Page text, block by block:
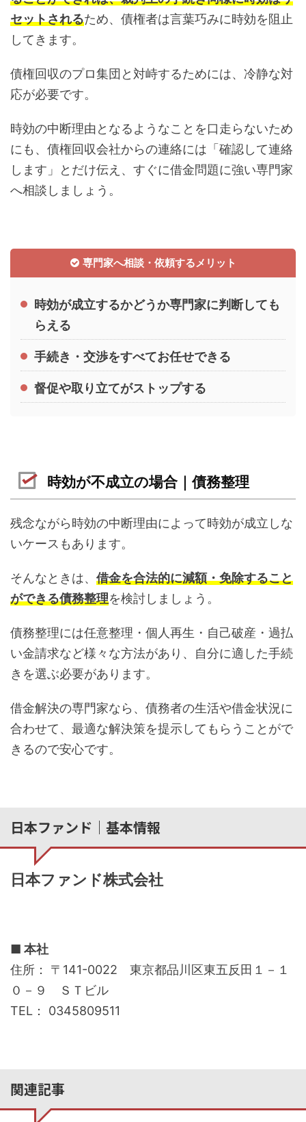
セットされるため、債権者は言葉巧みに時効を阻止
してきます。
債権回収のプロ集団と対峙するためには、冷静な対
応が必要です。
時効の中断理由となるようなことを口走らないため
にも、債権回収会社からの連絡には「確認して連絡
します」とだけ伝え、すぐに借金問題に強い専門家
へ相談しましょう。
専門家へ相談・依頼するメリット
時効が成立するかどうか専門家に判断しても
らえる
手続き・交渉をすべてお任せできる
督促や取り立てがストップする
時効が不成立の場合｜債務整理
残念ながら時効の中断理由によって時効が成立しな
いケースもあります。
そんなときは、 借金を合法的に減額・免除すること
ができる債務整理を検討しましょう。
債務整理には任意整理・個人再生・自己破産・過払
い金請求など様々な方法があり、自分に適した手続
きを選ぶ必要があります。
借金解決の専門家なら、債務者の生活や借金状況に
合わせて、最適な解決策を提示してもらうことがで
きるので安心です。
日本ファンド｜基本情報
日本ファンド株式会社
■ 本社
住所： 〒141-0022 東京都品川区東五反田１－１
０－９ ＳＴビル
TEL： 0345809511
関連記事